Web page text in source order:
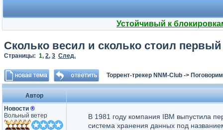
Устойчивый к
Cколько весил и сколько стоил
Страницы: 1, 2, 3 След.
Торрент-трекер NNM-Club -> Поговорим
Автор
Новости ®
Вольный ветер
В 1981 году компания IBM выпустила
система хранения данных под